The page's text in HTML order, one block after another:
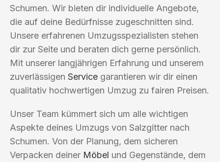
Schumen. Wir bieten dir individuelle Angebote,
die auf deine Bedürfnisse zugeschnitten sind.
Unsere erfahrenen Umzugsspezialisten stehen
dir zur Seite und beraten dich gerne persönlich.
Mit unserer langjährigen Erfahrung und unserem
zuverlässigen Service garantieren wir dir einen
qualitativ hochwertigen Umzug zu fairen Preisen.
Unser Team kümmert sich um alle wichtigen
Aspekte deines Umzugs von Salzgitter nach
Schumen. Von der Planung, dem sicheren
Verpacken deiner Möbel und Gegenstände, dem